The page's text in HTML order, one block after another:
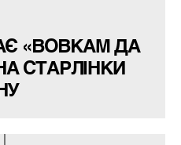
«ВОВКАМ ДА
СТАРЛІНКИ